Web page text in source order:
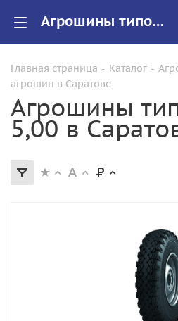
Агрошины типоразмера 5,00 купить в Саратове недорого
Главная страница - Каталог -
агрошин в Саратове
Агрошины
5,00 в